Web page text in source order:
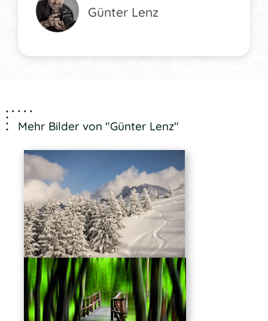
Günter Lenz
Mehr Bilder von "Günter Lenz"